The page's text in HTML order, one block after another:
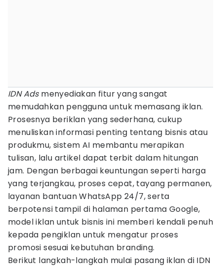
IDN Ads menyediakan fitur yang sangat
memudahkan pengguna untuk memasang iklan.
Prosesnya beriklan yang sederhana, cukup
menuliskan informasi penting tentang bisnis atau
produkmu, sistem AI membantu merapikan
tulisan, lalu artikel dapat terbit dalam hitungan
jam. Dengan berbagai keuntungan seperti harga
yang terjangkau, proses cepat, tayang permanen,
layanan bantuan WhatsApp 24/7, serta
berpotensi tampil di halaman pertama Google,
model iklan untuk bisnis ini memberi kendali penuh
kepada pengiklan untuk mengatur proses
promosi sesuai kebutuhan branding.
Berikut langkah-langkah mulai pasang iklan di IDN